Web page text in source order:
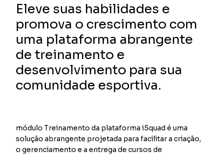
Eleve suas habilidades e
promova o crescimento com
uma plataforma abrangente
de treinamento e
desenvolvimento para sua
comunidade esportiva.
módulo Treinamento da plataforma iSquad é uma
solução abrangente projetada para facilitar a criação,
o gerenciamento e a entrega de cursos de